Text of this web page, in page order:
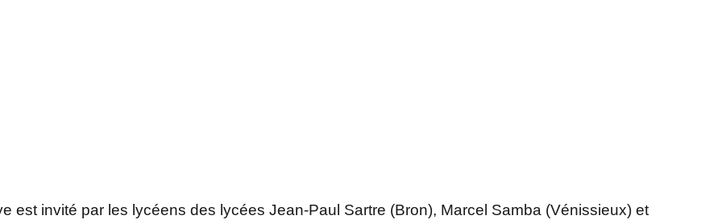
est invité par les lycéens des lycées Jean-Paul Sartre (Bron), Marcel Samba (Vénissieux) et